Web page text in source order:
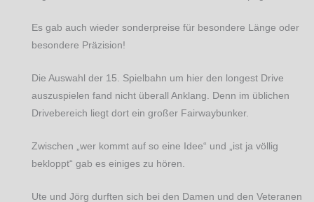
Es gab auch wieder sonderpreise für besondere Länge oder
besondere Präzision!
Die Auswahl der 15. Spielbahn um hier den longest Drive
auszuspielen fand nicht überall Anklang. Denn im üblichen
Drivebereich liegt dort ein großer Fairwaybunker.
Zwischen „wer kommt auf so eine Idee“ und „ist ja völlig
bekloppt“ gab es einiges zu hören.
Ute und Jörg durften sich bei den Damen und den Veteranen